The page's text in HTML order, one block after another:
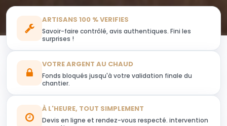
ARTISANS 100 % VERIFIES
Savoir-faire contrôlé, avis authentiques. Fini les
surprises !
VOTRE ARGENT AU CHAUD
Fonds bloqués jusqu'à votre validation finale du
chantier.
À L'HEURE, TOUT SIMPLEMENT
Devis en ligne et rendez-vous respecté. intervention